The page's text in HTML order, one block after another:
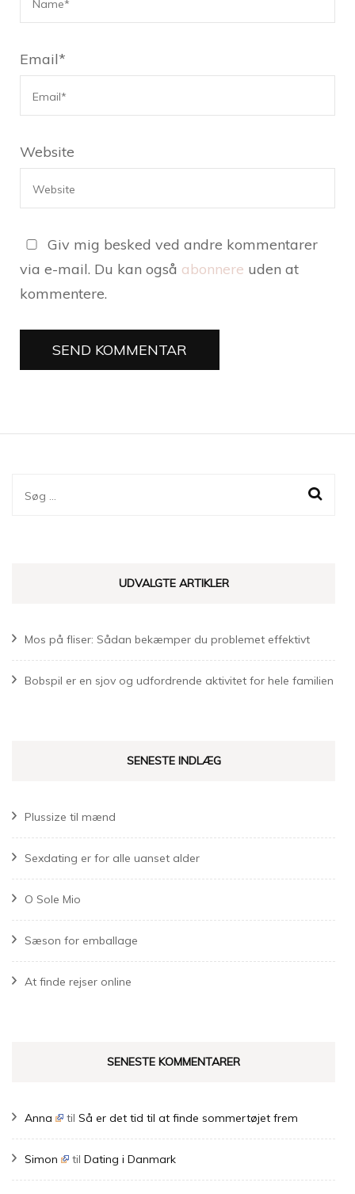
Email*
Website
Giv mig besked ved andre kommentarer
via e-mail. Du kan også abonnere uden at
kommentere.
Søg
UDVALGTE ARTIKLER
Mos på fliser: Sådan bekæmper du problemet effektivt
Bobspil er en sjov og udfordrende aktivitet for hele familien
SENESTE INDLÆG
Plussize til mænd
Sexdating er for alle uanset alder
O Sole Mio
Sæson for emballage
At finde rejser online
SENESTE KOMMENTARER
Anna tilSå er det tid til at finde sommertøjet frem
Simon tilDating i Danmark